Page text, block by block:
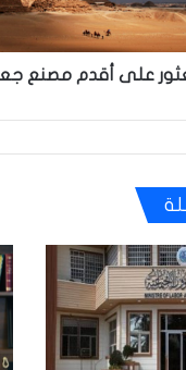
على أقدم مصنع